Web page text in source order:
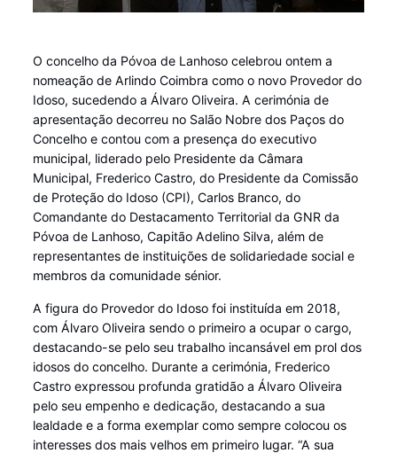
O concelho da Póvoa de Lanhoso celebrou ontem a
nomeação de Arlindo Coimbra como o novo Provedor do
Idoso, sucedendo a Álvaro Oliveira. A cerimónia de
apresentação decorreu no Salão Nobre dos Paços do
Concelho e contou com a presença do executivo
municipal, liderado pelo Presidente da Câmara
Municipal, Frederico Castro, do Presidente da Comissão
de Proteção do Idoso (CPI), Carlos Branco, do
Comandante do Destacamento Territorial da GNR da
Póvoa de Lanhoso, Capitão Adelino Silva, além de
representantes de instituições de solidariedade social e
membros da comunidade sénior.
A figura do Provedor do Idoso foi instituída em 2018,
com Álvaro Oliveira sendo o primeiro a ocupar o cargo,
destacando-se pelo seu trabalho incansável em prol dos
idosos do concelho. Durante a cerimónia, Frederico
Castro expressou profunda gratidão a Álvaro Oliveira
pelo seu empenho e dedicação, destacando a sua
lealdade e a forma exemplar como sempre colocou os
interesses dos mais velhos em primeiro lugar. “A sua